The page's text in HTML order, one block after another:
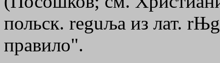
польск. reguљa из лат.
правило".